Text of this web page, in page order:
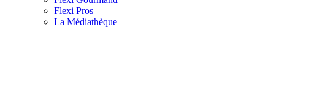
Flexi Pros
La Médiathèque